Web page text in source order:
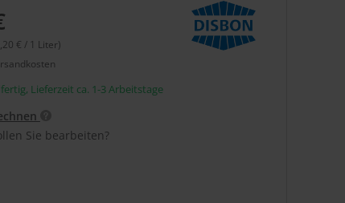
€ / 1 Liter)
Lieferzeit ca. 1-3 Arbeitstage
Sie bearbeiten?